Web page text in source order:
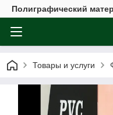
Полиграфический
Товары и услуги